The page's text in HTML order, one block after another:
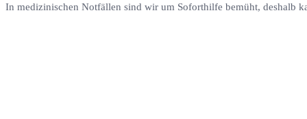
In medizinischen Notfällen sind wir um Soforthilfe bemüht, deshalb